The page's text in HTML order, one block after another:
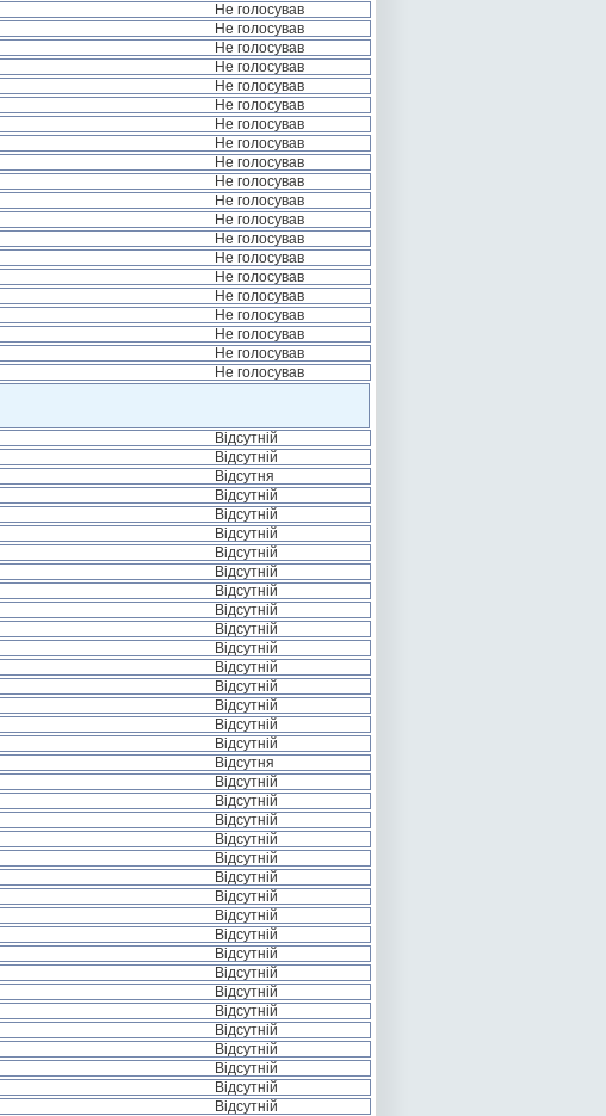
Не голосував
Не голосував
Не голосував
Не голосував
Не голосував
Не голосував
Не голосував
Не голосував
Не голосував
Не голосував
Не голосував
Не голосував
Не голосував
Не голосував
Не голосував
Не голосував
Не голосував
Не голосував
Не голосував
Не голосував
Відсутній
Відсутній
Відсутня
Відсутній
Відсутній
Відсутній
Відсутній
Відсутній
Відсутній
Відсутній
Відсутній
Відсутній
Відсутній
Відсутній
Відсутній
Відсутній
Відсутній
Відсутня
Відсутній
Відсутній
Відсутній
Відсутній
Відсутній
Відсутній
Відсутній
Відсутній
Відсутній
Відсутній
Відсутній
Відсутній
Відсутній
Відсутній
Відсутній
Відсутній
Відсутній
Відсутній